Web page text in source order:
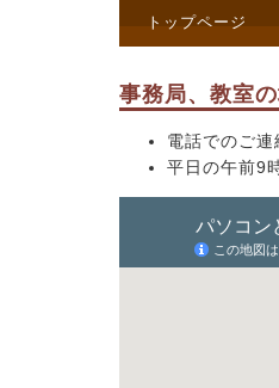
トップページ
事務局、教室
電話でのご連
平日の午前9